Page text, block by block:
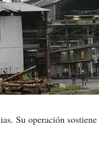
Su operación